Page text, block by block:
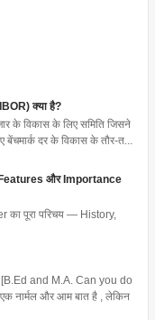
क्या है?
के विकास के लिए समिति जिसने
बेंचमार्क दर के विकास के तौर-त...
और Importance
पूरा परिचय — History,
[B.Ed and M.A. Can you do
नार्मल और आम बात है , लेकिन